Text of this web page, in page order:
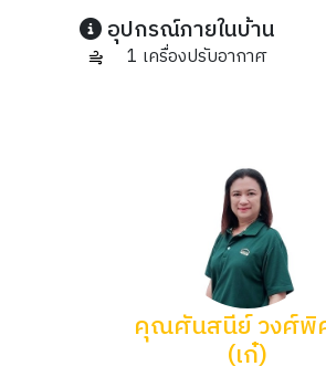
อุปกรณ์ภายในบ้าน
1 เครื่องปรับอากาศ
คุณศันสนีย์ วงศ์พิ
(เก๋)